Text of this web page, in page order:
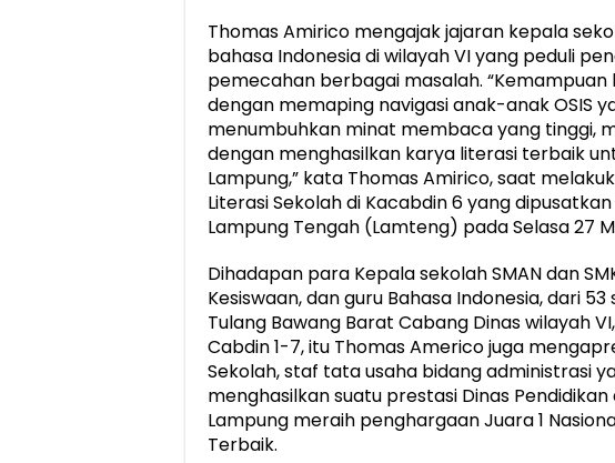
Thomas Amirico mengajak jajaran kepala
bahasa Indonesia di wilayah VI yang peduli
pemecahan berbagai masalah.
dengan memaping navigasi anak-anak OSIS
menumbuhkan minat membaca yang tinggi,
dengan menghasilkan karya literasi terbaik
Lampung,” kata Thomas Amirico, saat
Literasi Sekolah di Kacabdin 6 yang dipusatkan
Lampung Tengah (Lamteng) pada Selasa 27
Dihadapan para Kepala sekolah SMAN dan
Kesiswaan, dan guru Bahasa Indonesia, dari
Tulang Bawang Barat Cabang Dinas wilayah
Cabdin 1-7, itu Thomas Americo juga
Sekolah, staf tata usaha bidang administrasi
menghasilkan suatu prestasi Dinas
Lampung meraih penghargaan Juara 1
Terbaik.